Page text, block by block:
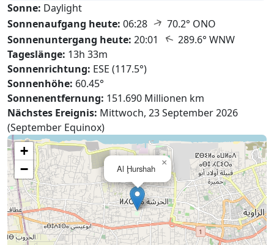
Sonne: Daylight
Sonnenaufgang heute: 06:28 ↑ 70.2° ONO
Sonnenuntergang heute: 20:01 ↑ 289.6° WNW
Tageslänge: 13h 33m
Sonnenrichtung: ESE (117.5°)
Sonnenhöhe: 60.45°
Sonnenentfernung: 151.690 Millionen km
Nächstes Ereignis: Mittwoch, 23 September 2026
(September Equinox)
Al Ḩurshah
×
+
−